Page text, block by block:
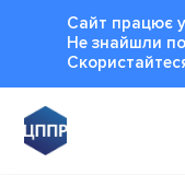
Сайт працює
Не знайшли